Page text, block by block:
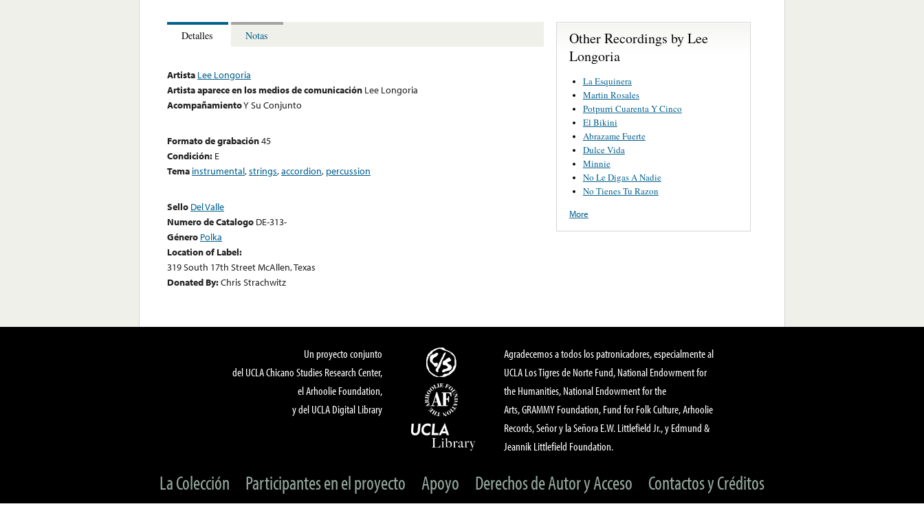
Detalles Notas
Artista Lee Longoria
Artista aparece en los medios de comunicación Lee Longoria
AcompañamientoY Su Conjunto
Formato de grabación45
Condición: E
Tema instrumental,strings,accordion, percussion
Sello Del Valle
Numero de Catalogo DE-313-
Género Polka
Location of Label:
319 South 17th Street McAllen, Texas
Donated By:Chris Strachwitz
Other Recordings by Lee
Longoria
La Esquinera
Martin Rosales
Potpurri Cuarenta Y Cinco
El Bikini
Abrazame Fuerte
Dulce Vida
Minnie
No Le Digas A Nadie
No Tienes Tu Razon
More
Un proyecto conjunto
del UCLA Chicano Studies Research Center,
el Arhoolie Foundation,
y del UCLA Digital Library
Agradecemos a todos los patronicadores, especialmente al
UCLA Los Tigres de Norte Fund, National Endowment for
the Humanities, National Endowment for the
Arts, GRAMMY Foundation, Fund for Folk Culture, Arhoolie
Records, Señor y la Señora E.W. Littlefield Jr., y Edmund &
Jeannik Littlefield Foundation.
La Colección Participantes en el proyecto Apoyo Derechos de Autor y Acceso Contactos y Créditos